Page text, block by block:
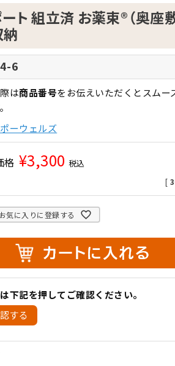
ト 組立済 お薬束®（奥座
6
は商品番号をお伝えいただくとスムー
ーウェルズ
格 ¥3,300 税込
[
お気に入りに登録する
下記を押してご確認ください。
する